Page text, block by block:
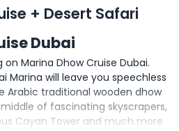
+ Desert Safari
Dubai
Marina Dhow Cruise Dubai.
Marina will leave you speechless
Arabic traditional wooden dhow
of fascinating skyscrapers,
Cayan Tower and much more